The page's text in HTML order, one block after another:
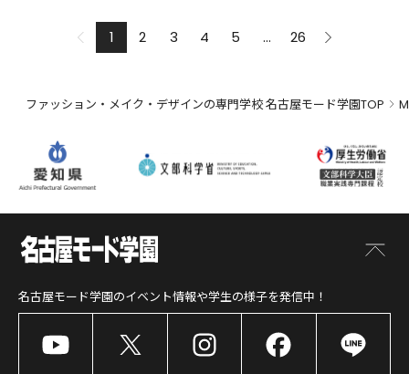
1 2 3 4 5 ... 26
ファッション・メイク・デザインの専門学校 名古屋モード学園TOP
名古屋モード学園のイベント情報や学生の様子を発信中！